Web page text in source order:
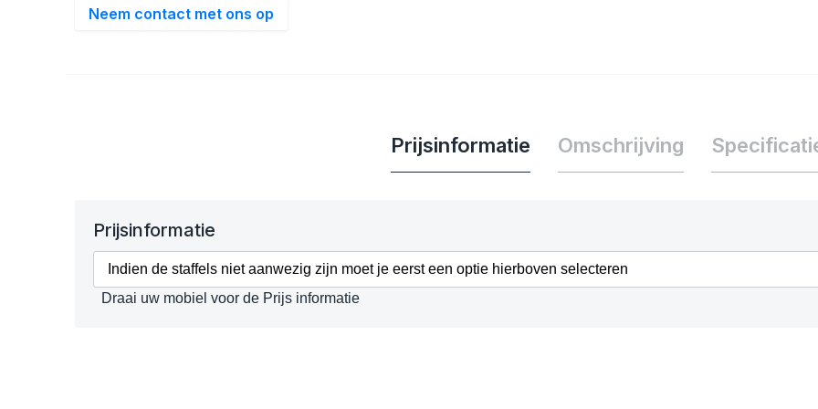
Neem contact met ons op
Prijsinformatie Omschrijving
Prijsinformatie
Indien de staffels niet aanwezig zijn moet je eerst een optie hierboven selecteren
Draai uw mobiel voor de Prijs informatie